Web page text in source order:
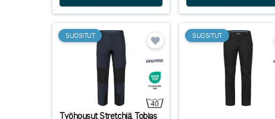
SUOSITUT
Työhousut Stretchiä, Tobias
SUOSITUT